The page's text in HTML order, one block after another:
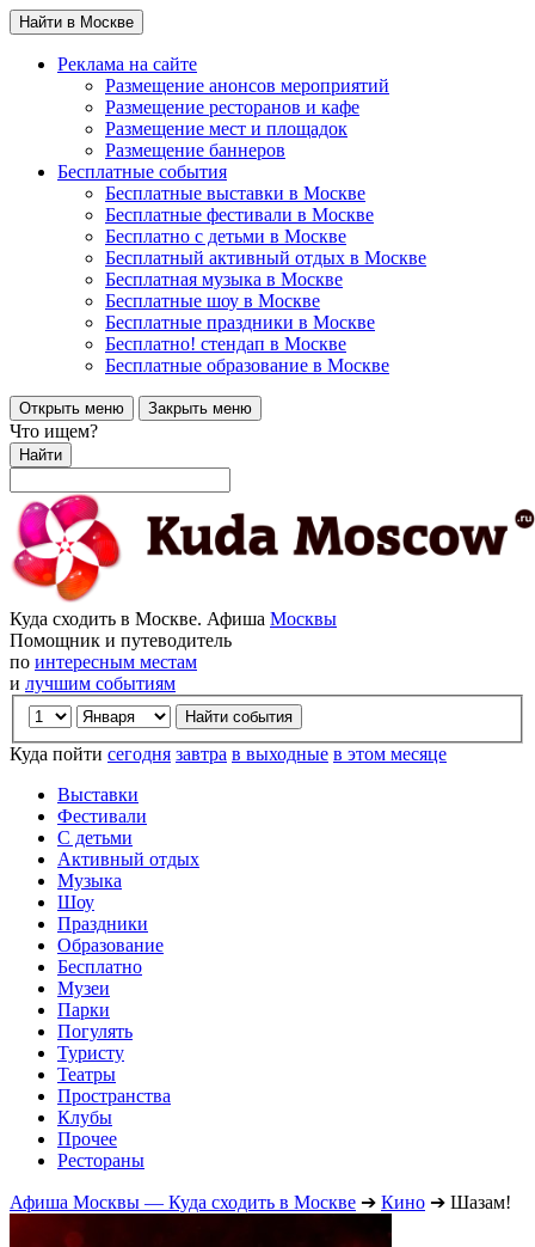
Найти в Москве
Реклама на сайте
Размещение анонсов мероприятий
Размещение ресторанов и кафе
Размещение мест и площадок
Размещение баннеров
Бесплатные события
Бесплатные выставки в Москве
Бесплатные фестивали в Москве
Бесплатно с детьми в Москве
Бесплатный активный отдых в Москве
Бесплатная музыка в Москве
Бесплатные шоу в Москве
Бесплатные праздники в Москве
Бесплатно! стендап в Москве
Бесплатные образование в Москве
Открыть меню Закрыть меню
Что ищем?
Найти
Куда сходить в Москве. Афиша Москвы
Помощник и путеводитель
по интересным местам
и лучшим событиям
Куда пойти сегодня завтра в выходные в этом месяце
Выставки
Фестивали
С детьми
Активный отдых
Музыка
Шоу
Праздники
Образование
Бесплатно
Музеи
Парки
Погулять
Туристу
Театры
Пространства
Клубы
Прочее
Рестораны
Афиша Москвы — Куда сходить в Москве ➔ Кино ➔ Шазам!